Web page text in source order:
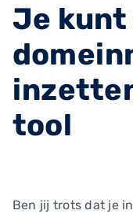
Je kunt
tool
Ben jij trots dat je